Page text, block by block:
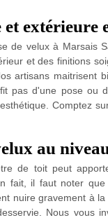
extérieure
de velux à Marsais
et des finitions
artisans maitrisent
pas d'une pose ou
Comptez
au
de toit peut
fait, il faut noter
nuire gravement à
Nous vous